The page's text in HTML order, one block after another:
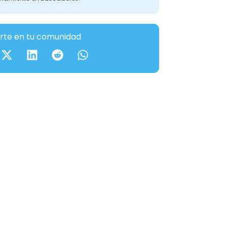
en tu comunidad